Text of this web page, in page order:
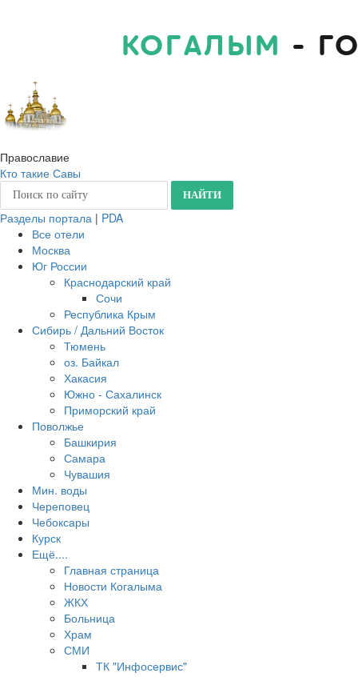
КОГАЛЫМ -
Православие
Кто такие Савы
Разделы портала | PDA
Все отели
Москва
Юг России
Краснодарский край
Сочи
Республика Крым
Сибирь / Дальний Восток
Тюмень
оз. Байкал
Хакасия
Южно - Сахалинск
Приморский край
Поволжье
Башкирия
Самара
Чувашия
Мин. воды
Череповец
Чебоксары
Курск
Ещё....
Главная страница
Новости Когалыма
ЖКХ
Больница
Храм
СМИ
ТК "Инфосервис"